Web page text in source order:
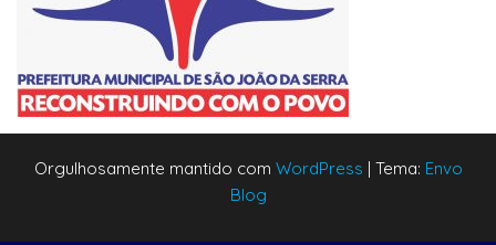
Orgulhosamente mantido com WordPress | Tema: Envo
Blog